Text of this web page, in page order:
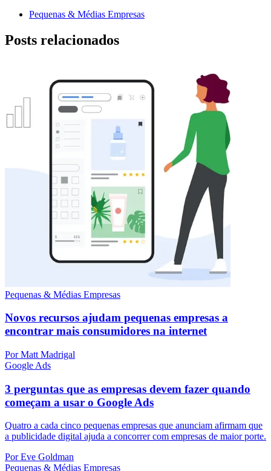
Pequenas & Médias Empresas
Posts relacionados
Pequenas & Médias Empresas
Novos recursos ajudam pequenas empresas a
encontrar mais consumidores na internet
Por Matt Madrigal
Google Ads
3 perguntas que as empresas devem fazer quando
começam a usar o Google Ads
Quatro a cada cinco pequenas empresas que anunciam afirmam que
a publicidade digital ajuda a concorrer com empresas de maior porte.
Por Eve Goldman
Pequenas & Médias Empresas